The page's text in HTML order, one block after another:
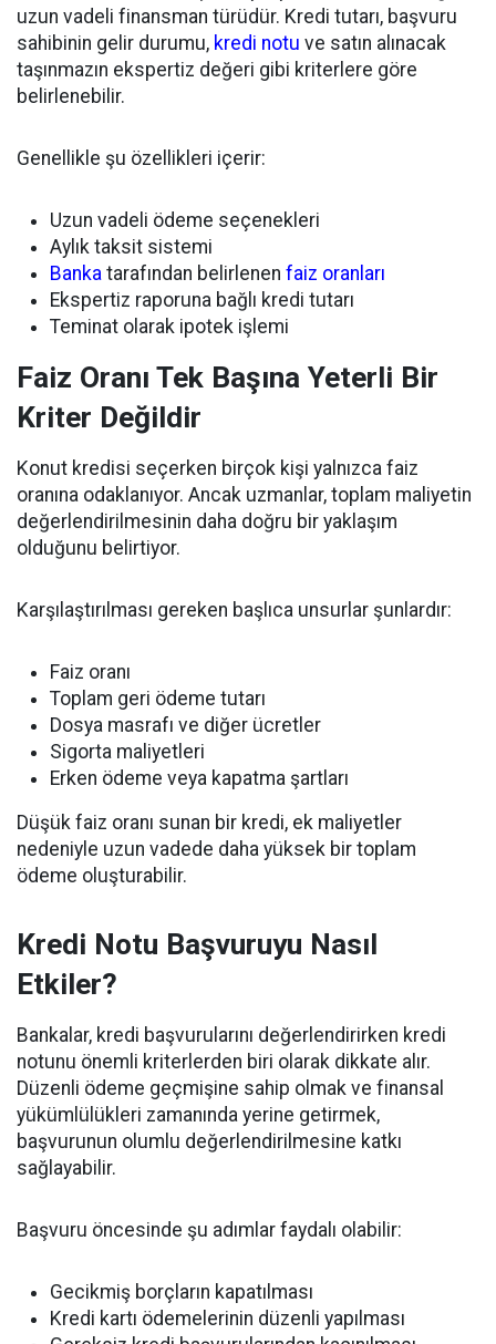
uzun vadeli finansman türüdür. Kredi tutarı, başvuru
sahibinin gelir durumu, kredi notu ve satın alınacak
taşınmazın ekspertiz değeri gibi kriterlere göre
belirlenebilir.
Genellikle şu özellikleri içerir:
Uzun vadeli ödeme seçenekleri
Aylık taksit sistemi
Banka tarafından belirlenen faiz oranları
Ekspertiz raporuna bağlı kredi tutarı
Teminat olarak ipotek işlemi
Faiz Oranı Tek Başına Yeterli Bir
Kriter Değildir
Konut kredisi seçerken birçok kişi yalnızca faiz
oranına odaklanıyor. Ancak uzmanlar, toplam maliyetin
değerlendirilmesinin daha doğru bir yaklaşım
olduğunu belirtiyor.
Karşılaştırılması gereken başlıca unsurlar şunlardır:
Faiz oranı
Toplam geri ödeme tutarı
Dosya masrafı ve diğer ücretler
Sigorta maliyetleri
Erken ödeme veya kapatma şartları
Düşük faiz oranı sunan bir kredi, ek maliyetler
nedeniyle uzun vadede daha yüksek bir toplam
ödeme oluşturabilir.
Kredi Notu Başvuruyu Nasıl
Etkiler?
Bankalar, kredi başvurularını değerlendirirken kredi
notunu önemli kriterlerden biri olarak dikkate alır.
Düzenli ödeme geçmişine sahip olmak ve finansal
yükümlülükleri zamanında yerine getirmek,
başvurunun olumlu değerlendirilmesine katkı
sağlayabilir.
Başvuru öncesinde şu adımlar faydalı olabilir:
Gecikmiş borçların kapatılması
Kredi kartı ödemelerinin düzenli yapılması